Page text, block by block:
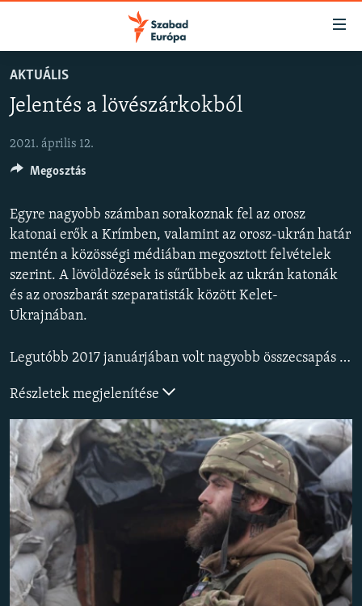
Akadálymentes
Ugrás
Ugrás
keresésre
AKTUÁLIS
PODCASTOK
VIDEÓK
NER15
SZABADON
TÁRSADALOM
DEMOKRÁCIA
A PÉNZ NYOMÁBAN
KLÍMAVÁLTOZÁS
A MÚLT TANULSÁGAI
KÖVESSEN MINKET!
Valamennyi RFE/RL weboldal
AKTUÁLIS
Jelentés a lövészárkokból
2021. április 12.
Egyre nagyobb számban sorakoznak fel az orosz
katonai erők a Krímben, valamint az orosz-ukrán határ
mentén a közösségi médiában megosztott felvételek
szerint. A lövöldözések is sűrűbbek az ukrán katonák
és az oroszbarát szeparatisták között Kelet-
Ukrajnában.
Legutóbb 2017 januárjában volt nagyobb összecsapás a két oldal között, de a jelek most arra utalnak, hogy újra fegyveres konfliktus törhet ki a térségben. Katonák és civilek is próbálnak felkészülni.
Részletek megjelenítése
Megosztás
Feliratkozás